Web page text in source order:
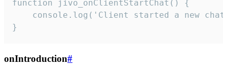
function jivo_onClientStartChat() {
console.log('Client started a new
}
onIntroduction#